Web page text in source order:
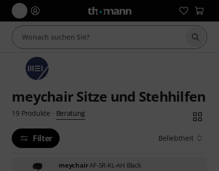
Suche
meychair Sitze und Stehhilfen
19 Produkte · Beratung
Filter Beliebtheit
meychairAF-SR-KL-AH Black